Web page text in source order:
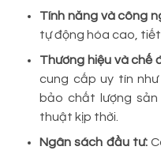
Tính năng và công
tự động hóa cao, tiết
Thương hiệu và chế
cung cấp uy tín như
bảo chất lượng
thuật kịp thời.
Ngân sách đầu tư: